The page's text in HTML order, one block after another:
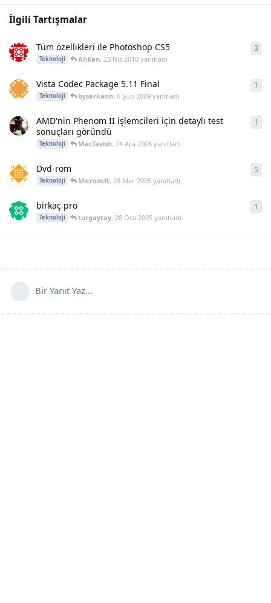
İlgili Tartışmalar
Tüm özellikleri ile Photoshop CS5
Teknoloji AhKan,23 Nis 2010 yanıtladı
3
Vista Codec Package 5.11 Final
Teknoloji byserkann,6 Şub 2009 yanıtladı
1
AMD'nin Phenom II işlemcileri için detaylı test
sonuçları göründü
Teknoloji MacTavish,24 Ara 2008 yanıtladı
1
Dvd-rom
Teknoloji Microsoft,28 Mar 2005 yanıtladı
5
birkaç pro
Teknoloji turgaytay,28 Oca 2005 yanıtladı
1
Bir Yanıt Yaz...